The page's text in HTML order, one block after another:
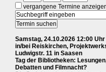
vergangene Termine
Samstag, 24.10.2026 12:00 Uhr
in/bei Reiskirchen,
Ludwigstr. 11 in Saasen
Tag der Bibliotheken:
Debatten und Filmnacht?